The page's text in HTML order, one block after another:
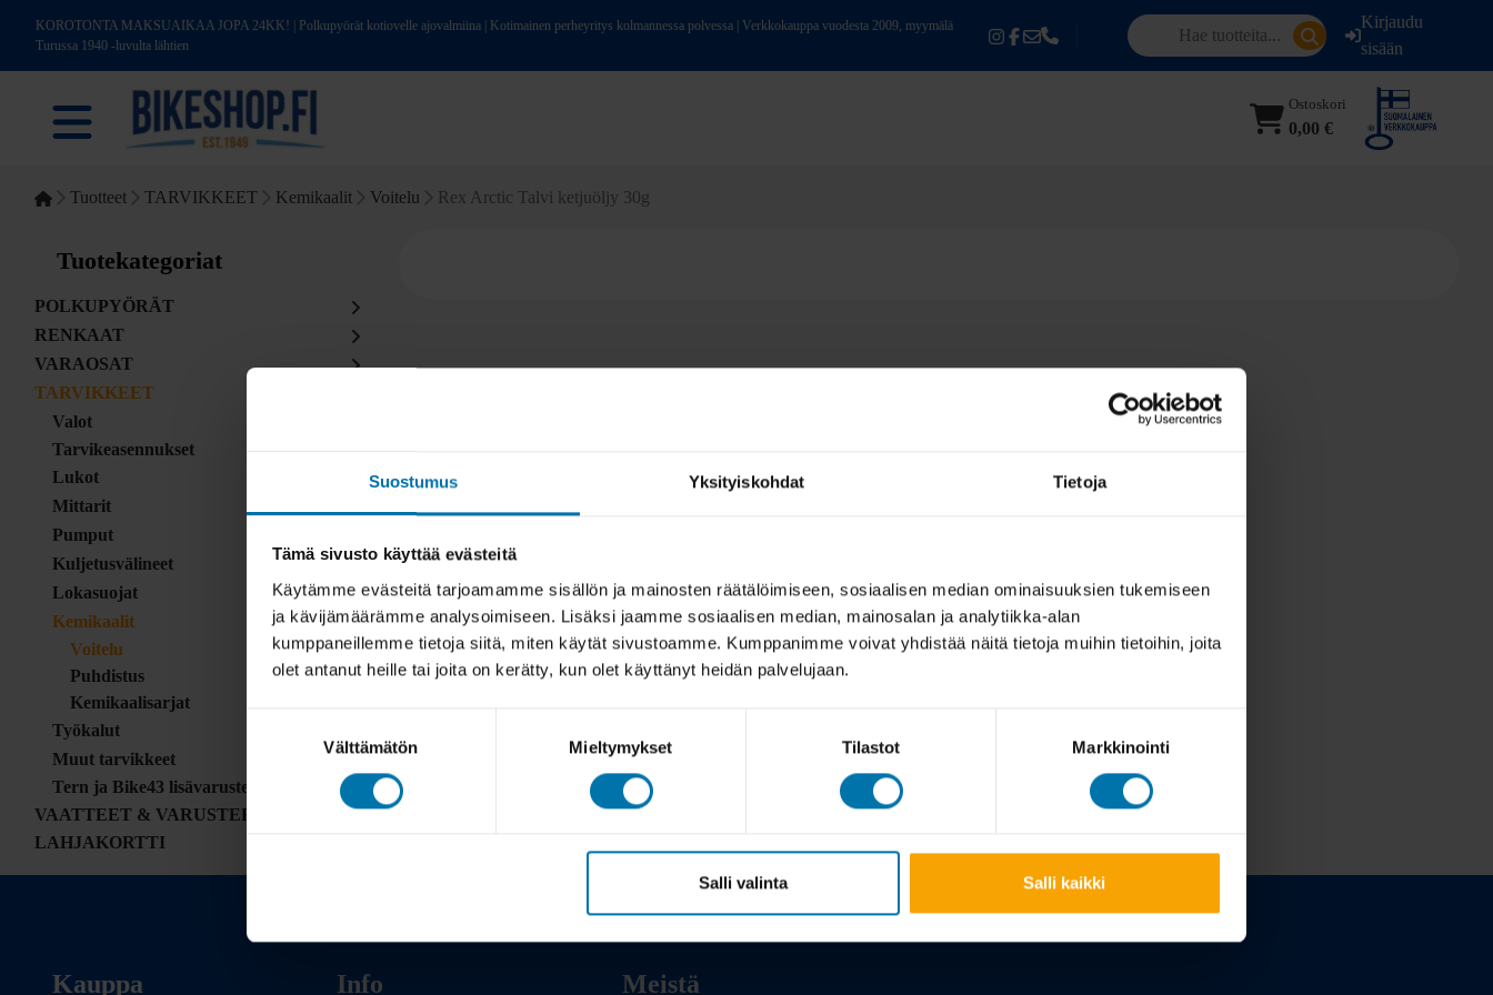
Suostumus Yksityiskohdat Tietoja
Tämä sivusto käyttää evästeitä
Käytämme evästeitä tarjoamamme sisällön ja mainosten räätälöimiseen, sosiaalisen median ominaisuuksien tukemiseen
ja kävijämäärämme analysoimiseen. Lisäksi jaamme sosiaalisen median, mainosalan ja analytiikka-alan
kumppaneillemme tietoja siitä, miten käytät sivustoamme. Kumppanimme voivat yhdistää näitä tietoja muihin tietoihin, joita
olet antanut heille tai joita on kerätty, kun olet käyttänyt heidän palvelujaan.
Välttämätön Mieltymykset Tilastot Markkinointi
Salli valinta Salli kaikki
KOROTONTA MAKSUAIKAA JOPA 24KK! | Polkupyörät kotiovelle ajovalmiina | Kotimainen perheyritys kolmannessa polvessa | Verkkokauppa vuodesta 2009, myymälä
Turussa 1940 -luvulta lähtien
Kirjaudu
sisään
Ostoskori
0,00 €
Tuotteet TARVIKKEET Kemikaalit Voitelu Rex Arctic Talvi ketjuöljy 30g
Tuotekategoriat
POLKUPYÖRÄT
RENKAAT
VARAOSAT
TARVIKKEET
Valot
Tarvikeasennukset
Lukot
Mittarit
Pumput
Kuljetusvälineet
Lokasuojat
Kemikaalit
Voitelu
Puhdistus
Kemikaalisarjat
Työkalut
Muut tarvikkeet
Tern ja Bike43 lisävarusteet
VAATTEET & VARUSTEET
LAHJAKORTTI
Kauppa Info Meistä